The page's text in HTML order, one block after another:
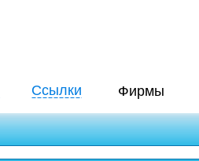
Ссылки Фирмы